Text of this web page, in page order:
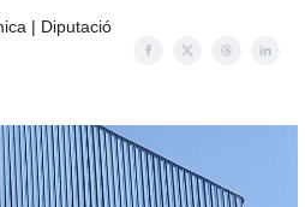
| Diputació